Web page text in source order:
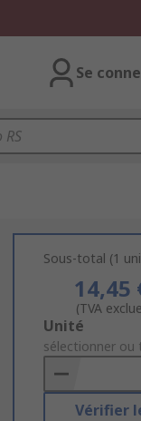
Se
Sous-total (1
14,45
(TVA
Add
to
Basket
Unité
sélectionner ou
Vérifier